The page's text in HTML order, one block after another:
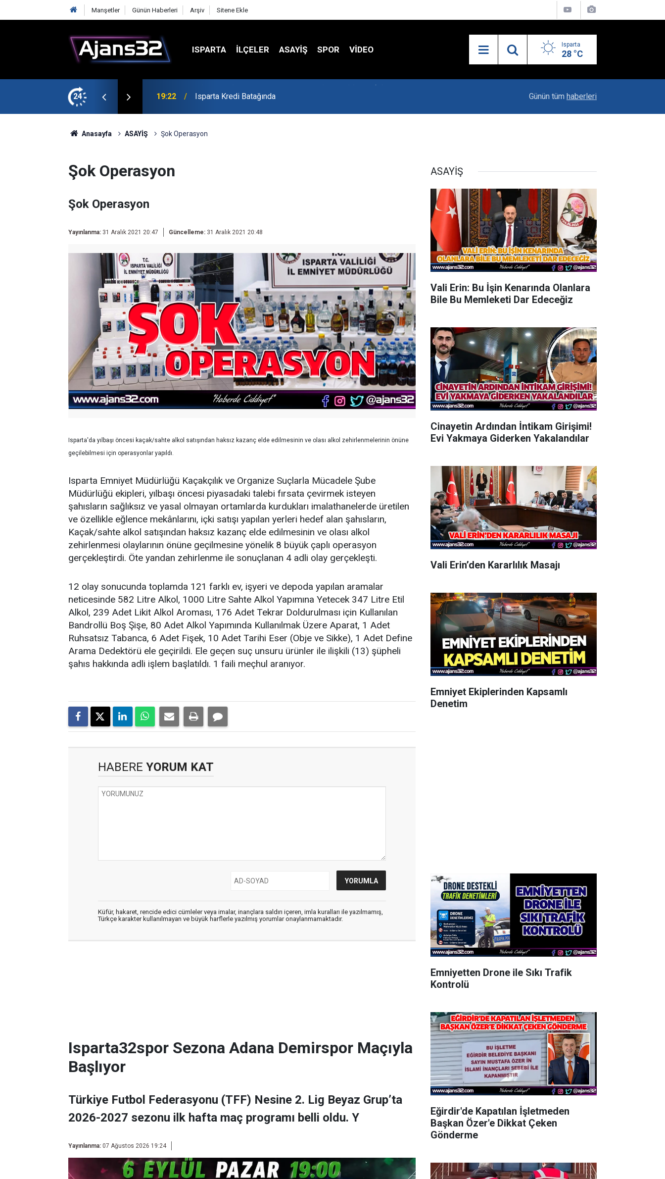
Manşetler Günün Haberleri Arşiv Sitene Ekle
ISPARTA İLÇELER ASAYİŞ SPOR VIDEO Isparta
28 °C
24
Maçıyla Başlıyor 19:22 Isparta Kredi Batağında Vali Erin: Bu İşin Kenarında Olanlara Bile Bu
Günün tüm haberleri
Anasayfa ASAYİŞ Şok Operasyon
Şok Operasyon
Şok Operasyon
Yayınlanma: 31 Aralık 2021 20:47 Güncelleme: 31 Aralık 2021 20:48
Isparta'da yılbaşı öncesi kaçak/sahte alkol satışından haksız kazanç elde edilmesinin ve olası alkol zehirlenmelerinin önüne
geçilebilmesi için operasyonlar yapıldı.
Isparta Emniyet Müdürlüğü Kaçakçılık ve Organize Suçlarla Mücadele Şube
Müdürlüğü ekipleri, yılbaşı öncesi piyasadaki talebi fırsata çevirmek isteyen
şahısların sağlıksız ve yasal olmayan ortamlarda kurdukları imalathanelerde üretilen
ve özellikle eğlence mekânlarını, içki satışı yapılan yerleri hedef alan şahısların,
Kaçak/sahte alkol satışından haksız kazanç elde edilmesinin ve olası alkol
zehirlenmesi olaylarının önüne geçilmesine yönelik 8 büyük çaplı operasyon
gerçekleştirdi. Öte yandan zehirlenme ile sonuçlanan 4 adli olay gerçekleşti.
12 olay sonucunda toplamda 121 farklı ev, işyeri ve depoda yapılan aramalar
neticesinde 582 Litre Alkol, 1000 Litre Sahte Alkol Yapımına Yetecek 347 Litre Etil
Alkol, 239 Adet Likit Alkol Aroması, 176 Adet Tekrar Doldurulması için Kullanılan
Bandrollü Boş Şişe, 80 Adet Alkol Yapımında Kullanılmak Üzere Aparat, 1 Adet
Ruhsatsız Tabanca, 6 Adet Fişek, 10 Adet Tarihi Eser (Obje ve Sikke), 1 Adet Define
Arama Dedektörü ele geçirildi. Ele geçen suç unsuru ürünler ile ilişkili (13) şüpheli
şahıs hakkında adli işlem başlatıldı. 1 faili meçhul aranıyor.
HABERE YORUM KAT
Küfür, hakaret, rencide edici cümleler veya imalar, inançlara saldırı içeren, imla kuralları ile yazılmamış,
Türkçe karakter kullanılmayan ve büyük harflerle yazılmış yorumlar onaylanmamaktadır.
Isparta32spor Sezona Adana Demirspor Maçıyla
Başlıyor
Türkiye Futbol Federasyonu (TFF) Nesine 2. Lig Beyaz Grup’ta
2026-2027 sezonu ilk hafta maç programı belli oldu. Y
Yayınlanma: 07 Ağustos 2026 19:24
ASAYİŞ
Vali Erin: Bu İşin Kenarında Olanlara
Bile Bu Memleketi Dar Edeceğiz
Cinayetin Ardından İntikam Girişimi!
Evi Yakmaya Giderken Yakalandılar
Vali Erin’den Kararlılık Masajı
Emniyet Ekiplerinden Kapsamlı
Denetim
Emniyetten Drone ile Sıkı Trafik
Kontrolü
Eğirdir'de Kapatılan İşletmeden
Başkan Özer'e Dikkat Çeken
Gönderme